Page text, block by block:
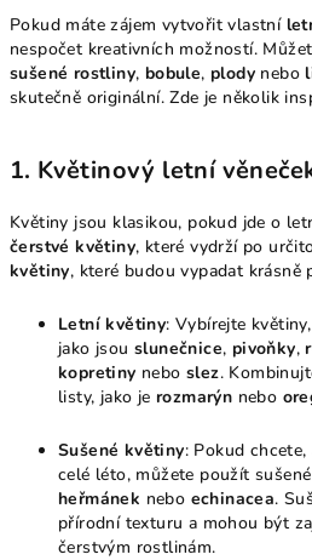
Pokud máte zájem vytvořit vlastní
nespočet kreativních možností.
sušené rostliny, bobule, plody nebo
skutečně originální. Zde je několik
1. Květinový letní
Květiny jsou klasikou, pokud jde o
čerstvé květiny, které vydrží po
květiny, které budou vypadat krásně
Letní květiny: Vybírejte
jako jsouslunečnice, pivoňky,
kopretiny neboslez.
listy, jako je rozmarýn nebo
Sušené květiny: Pokud
celé léto, můžete použít
heřmánek nebo echinacea.
přírodní texturu a mohou být
čerstvým rostlinám.